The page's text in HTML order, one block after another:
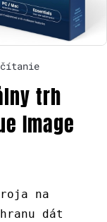
čítanie
trh
Image
na
dát